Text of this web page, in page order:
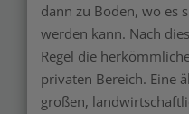
dann zu Boden, wo es
werden kann. Nach
Regel die
privaten Bereich. Eine
großen,